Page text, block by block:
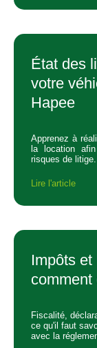
État des
votre
Hapee
Apprenez à
la location
risques de litige.
Lire l'article
Impôts
Fiscalité,
ce qu'il faut
avec la